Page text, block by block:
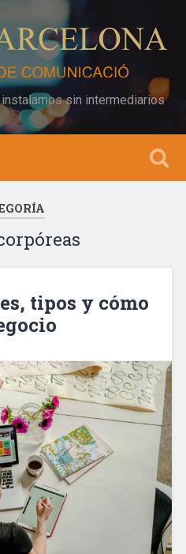
sin intermediarios
tipos y cómo